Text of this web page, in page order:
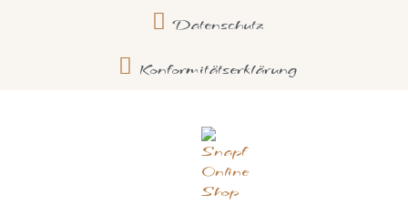
Datenschutz
Konformitätserklärung